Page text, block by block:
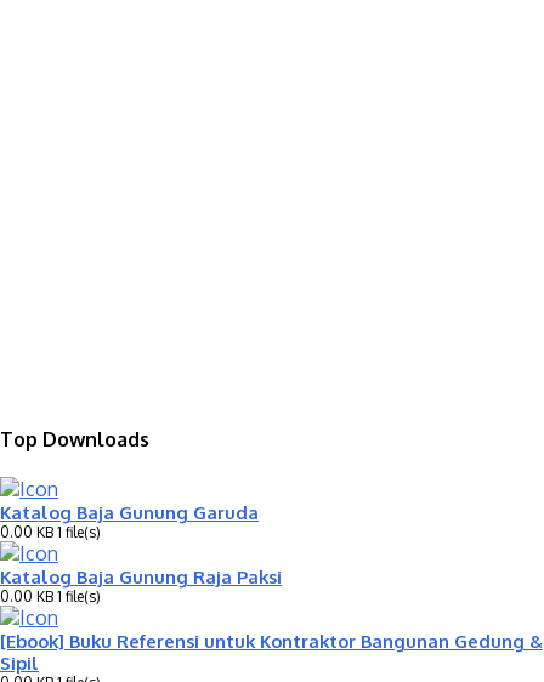
Top Downloads
Katalog Baja Gunung Garuda
0.00 KB 1 file(s)
Katalog Baja Gunung Raja Paksi
0.00 KB 1 file(s)
[Ebook] Buku Referensi untuk Kontraktor Bangunan Gedung &
Sipil